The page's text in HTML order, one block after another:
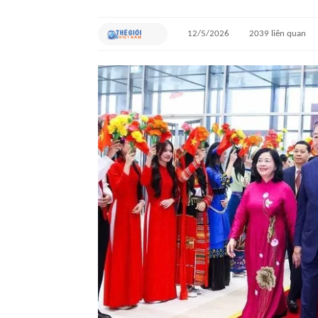
12/5/2026 2039 liên quan